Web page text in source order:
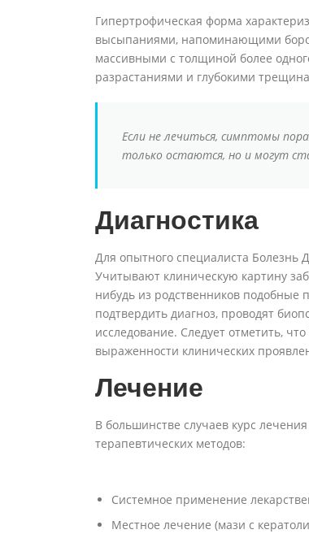
Гипертрофическая форма
высыпаниями, напоминающими
массивными с толщиной более
разрастаниями и глубокими
Если не лечиться, симптомы
только остаются, но и могут
Диагностика
Для опытного специалиста Болезнь
Учитывают клиническую картину
нибудь из родственников подобные
подтвердить диагноз, проводят
исследование. Следует отметить,
выраженности клинических
Лечение
В большинстве случаев курс
терапевтических методов:
Системное применение
Местное лечение (мази с